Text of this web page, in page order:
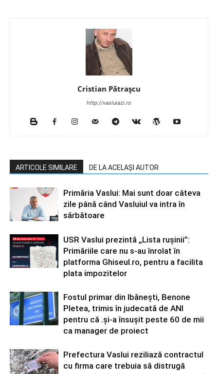
Cristian Pătrașcu
http://vasluiazi.ro
ARTICOLE SIMILARE DE LA ACELAȘI AUTOR
Primăria Vaslui: Mai sunt doar câteva
zile până când Vasluiul va intra în
sărbătoare
USR Vaslui prezintă „Lista rușinii”:
Primăriile care nu s-au înrolat în
platforma Ghiseul.ro, pentru a facilita
plata impozitelor
Fostul primar din Ibănești, Benone
Pletea, trimis în judecată de ANI
pentru că .și-a însușit peste 60 de mii
ca manager de proiect
Prefectura Vaslui reziliază contractul
cu firma care trebuia să distrugă